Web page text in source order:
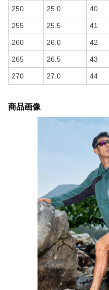
250 25.0 40
255 25.5 41
260 26.0 42
265 26.5 43
270 27.0 44
商品画像